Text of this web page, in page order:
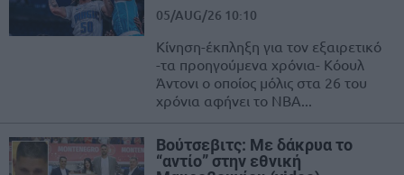
05/AUG/26 10:10
Κίνηση-έκπληξη για τον εξαιρετικό
-τα προηγούμενα χρόνια- Κόουλ
Άντονι ο οποίος μόλις στα 26 του
χρόνια αφήνει το NBA...
Βούτσεβιτς: Με δάκρυα το
“αντίο” στην εθνική